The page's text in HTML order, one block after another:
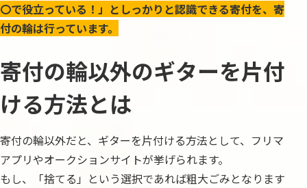
〇で役立っている！」としっかりと認識できる寄付を、寄
付の輪は行っています。
寄付の輪以外のギターを片付
ける方法とは
寄付の輪以外だと、ギターを片付ける方法として、フリマ
アプリやオークションサイトが挙げられます。
もし、「捨てる」という選択であれば粗大ごみとなります